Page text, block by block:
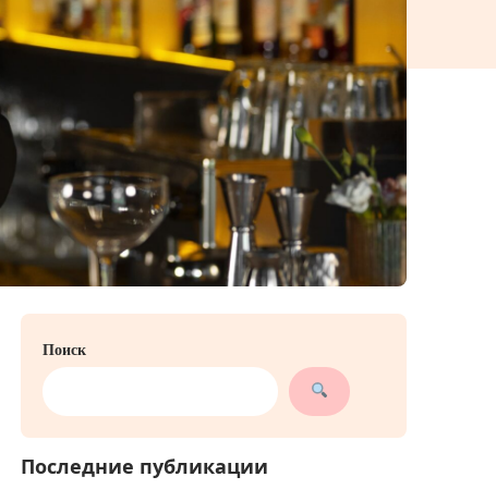
Поиск
Последние публикации